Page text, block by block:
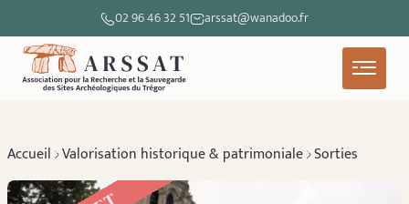
02 96 46 32 51 arssat@wanadoo.fr
Accueil Valorisation historique & patrimoniale Sorties